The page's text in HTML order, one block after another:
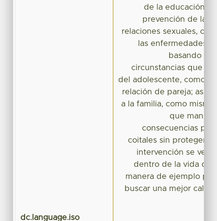
de la educación
prevención de las
relaciones sexuales,
las enfermedades
basando
circunstancias que
del adolescente, como
relación de pareja; así
a la familia, como
que
consecuencias por
coitales sin
intervención se ven
dentro de la vida de
manera de ejemplo
buscar una mejor
dc.language.iso